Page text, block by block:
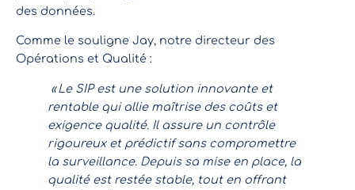
des données.
Comme le souligne Jay, notre directeur des
Opérations et Qualité :
« Le SIP est une solution innovante et
rentable qui allie maîtrise des coûts et
exigence qualité. Il assure un contrôle
rigoureux et prédictif sans compromettre
la surveillance. Depuis sa mise en place, la
qualité est restée stable, tout en offrant